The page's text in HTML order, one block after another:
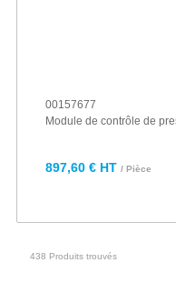
00157677
Module de contrôle de
897,60 € HT / Pièce
438 Produits trouvés